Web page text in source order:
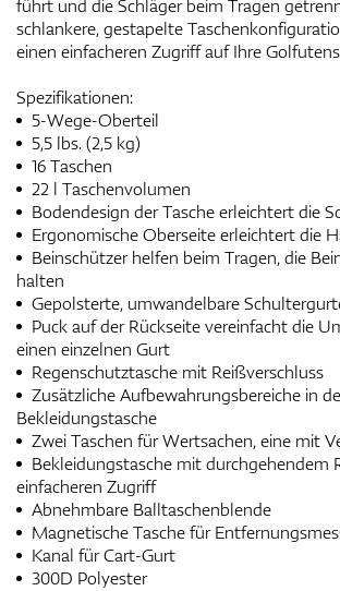
führt und die Schläger beim Tragen
schlankere, gestapelte
einen einfacheren Zugriff auf Ihre
Spezifikationen:
5-Wege-Oberteil
5,5 lbs. (2,5 kg)
16 Taschen
22 l Taschenvolumen
Bodendesign der Tasche erleichtert die
Ergonomische Oberseite erleichtert die
Beinschützer helfen beim Tragen, die
halten
Gepolsterte, umwandelbare
Puck auf der Rückseite vereinfacht die
einen einzelnen Gurt
Regenschutztasche mit Reißverschluss
Zusätzliche Aufbewahrungsbereiche in
Bekleidungstasche
Zwei Taschen für Wertsachen, eine mit
Bekleidungstasche mit durchgehendem
einfacheren Zugriff
Abnehmbare Balltaschenblende
Magnetische Tasche für
Kanal für Cart-Gurt
300D Polyester